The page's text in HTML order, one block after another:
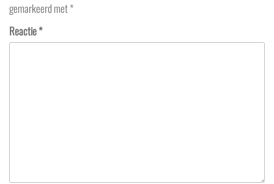
gemarkeerd met*
Reactie*